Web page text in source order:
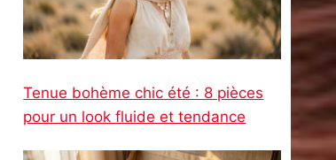
Tenue bohème chic été : 8 pièces
pour un look fluide et tendance